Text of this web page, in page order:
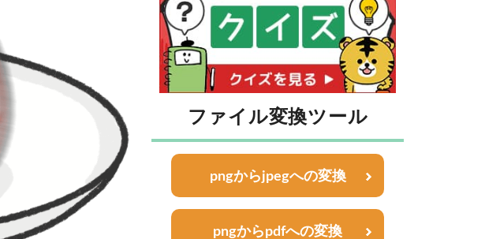
ファイル変換ツール
pngからjpegへの変換
pngからpdfへの変換